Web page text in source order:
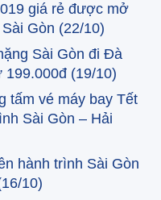
giá rẻ được mở
Gòn (22/10)
Sài Gòn đi Đà
199.000đ (19/10)
tấm vé máy bay Tết
Sài Gòn – Hải
hành trình Sài Gòn
10)